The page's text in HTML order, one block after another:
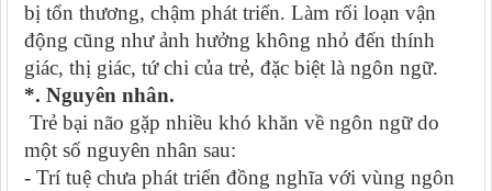
bị tổn thương, chậm phát triển. Làm rối loạn vận
động cũng như ảnh hưởng không nhỏ đến thính
giác, thị giác, tứ chi của trẻ, đặc biệt là ngôn ngữ.
*. Nguyên nhân.
Trẻ bại não gặp nhiều khó khăn về ngôn ngữ do
một số nguyên nhân sau:
- Trí tuệ chưa phát triển đồng nghĩa với vùng ngôn